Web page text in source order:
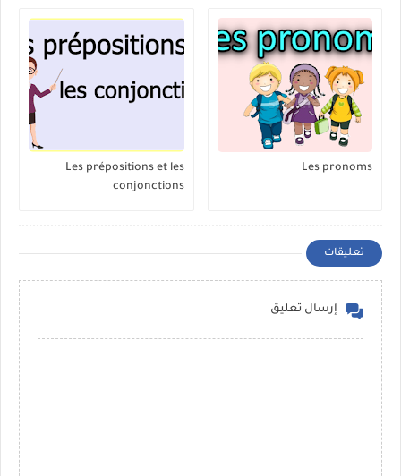
Les pronoms
Les prépositions et les
conjonctions
تعليقات
إرسال تعليق